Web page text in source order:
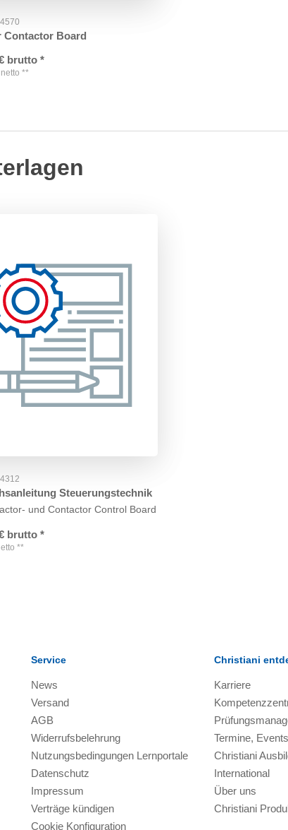
Contactor Board
brutto *
netto **
Steuerungstechnik
und Contactor Control Board
brutto *
**
Service
News
Versand
AGB
Widerrufsbelehrung
Nutzungsbedingungen Lernportale
Datenschutz
Impressum
Verträge kündigen
Cookie Konfiguration
Christiani
Karriere
Termine,
Christiani
International
Über uns
Christiani